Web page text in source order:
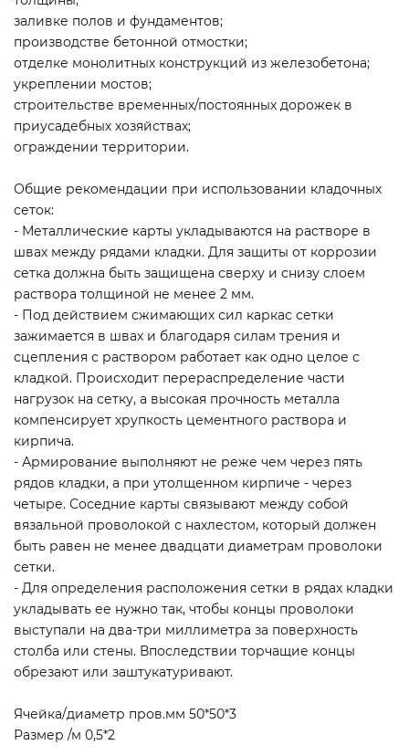
заливке полов и фундаментов;
производстве бетонной отмостки;
отделке монолитных конструкций из железобетона;
укреплении мостов;
строительстве временных/постоянных дорожек в
приусадебных хозяйствах;
ограждении территории.
Общие рекомендации при использовании кладочных
сеток:
- Металлические карты укладываются на растворе в
швах между рядами кладки. Для защиты от коррозии
сетка должна быть защищена сверху и снизу слоем
раствора толщиной не менее 2 мм.
- Под действием сжимающих сил каркас сетки
зажимается в швах и благодаря силам трения и
сцепления с раствором работает как одно целое с
кладкой. Происходит перераспределение части
нагрузок на сетку, а высокая прочность металла
компенсирует хрупкость цементного раствора и
кирпича.
- Армирование выполняют не реже чем через пять
рядов кладки, а при утолщенном кирпиче - через
четыре. Соседние карты связывают между собой
вязальной проволокой с нахлестом, который должен
быть равен не менее двадцати диаметрам проволоки
сетки.
- Для определения расположения сетки в рядах кладки
укладывать ее нужно так, чтобы концы проволоки
выступали на два-три миллиметра за поверхность
столба или стены. Впоследствии торчащие концы
обрезают или заштукатуривают.
Ячейка/диаметр пров.мм 50*50*3
Размер /м 0,5*2